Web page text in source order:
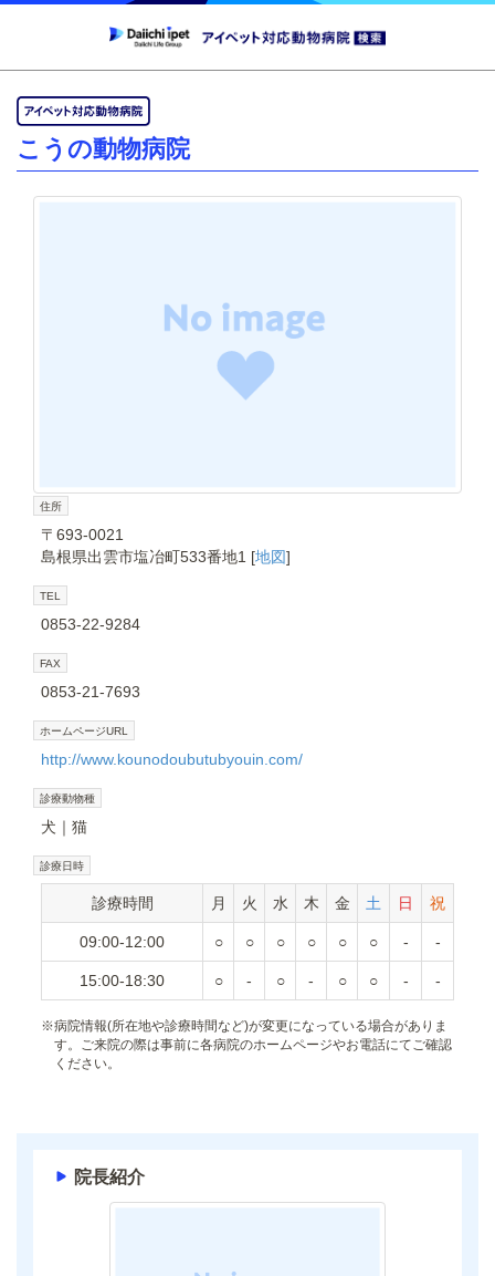
こうの動物病院
住所
〒693-0021
島根県出雲市塩冶町533番地1 [地図]
TEL
0853-22-9284
FAX
0853-21-7693
ホームページURL
http://www.kounodoubutubyouin.com/
診療動物種
犬 猫
診療日時
診療時間 月 火 水 木 金 土 日 祝
09:00-12:00 ○ ○ ○ ○ ○ ○ - -
15:00-18:30 ○ - ○ - ○ ○ - -
※病院情報(所在地や診療時間など)が変更になっている場合がありま
す。ご来院の際は事前に各病院のホームページやお電話にてご確認
ください。
院長紹介